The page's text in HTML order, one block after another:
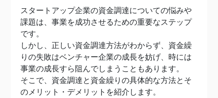
スタートアップ企業の資金調達についての悩みや
課題は、事業を成功させるための重要なステップ
です。
しかし、正しい資金調達方法がわからず、資金繰
りの失敗はベンチャー企業の成長を妨げ、時には
事業の成長すら阻んでしまうこともあります。
そこで、資金調達と資金繰りの具体的な方法とそ
のメリット・デメリットを紹介します。